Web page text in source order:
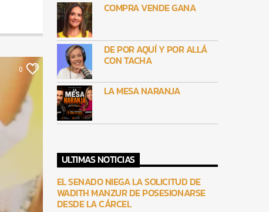
0
COMPRA VENDE GANA
DE POR AQUÍ Y POR ALLÁ
CON TACHA
LA MESA NARANJA
ULTIMAS NOTICIAS
EL SENADO NIEGA LA SOLICITUD DE
WADITH MANZUR DE POSESIONARSE
DESDE LA CÁRCEL